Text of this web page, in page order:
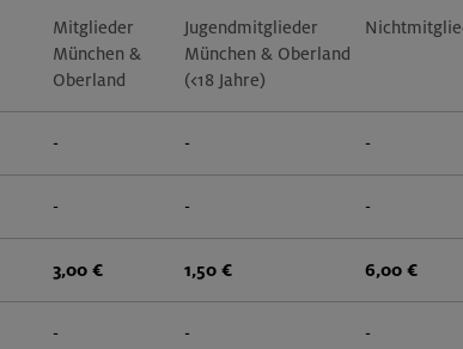
Mitglieder
München &
Oberland
Jugendmitglieder
München & Oberland
(<18 Jahre)
- - -
- - -
3,00 € 1,50 € 6,00 €
- - -